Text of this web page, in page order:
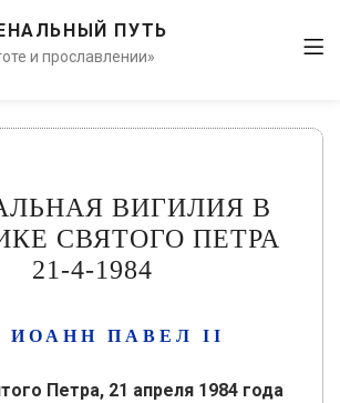
ПУТЬ
и прославлении»
ВИГИЛИЯ В
СВЯТОГО ПЕТРА
21-4-1984
ИОАНН ПАВЕЛ ІІ
Петра, 21 апреля 1984 года